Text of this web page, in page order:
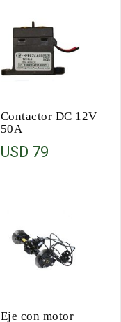
Contactor DC 12V
50A
USD 79
Eje con motor